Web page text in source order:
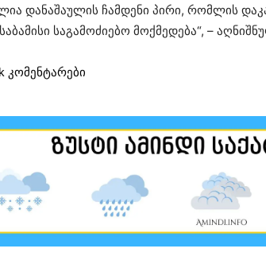
დანაშაულის ჩამდენი პირი, რომლის
საგამოძიებო მოქმედება“, –
კომენტარები